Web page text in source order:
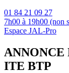
01 84 21 09 27
7h00 à 19h00 (non
Espace JAL-Pro
ITE BTP